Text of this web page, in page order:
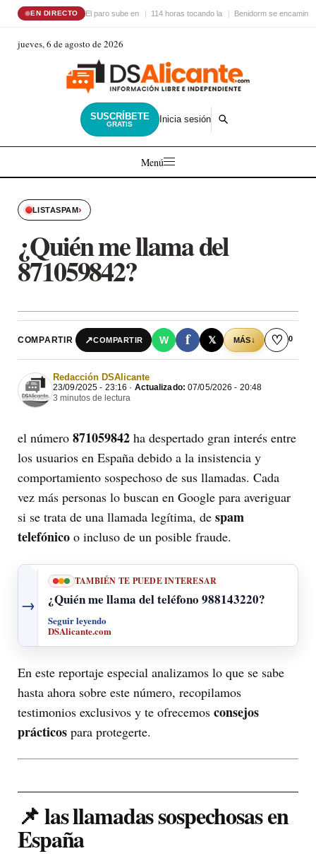
EN DIRECTO El paro sube en 114 horas tocando la Benidorm se encamina
jueves, 6 de agosto de 2026
SUSCRÍBETE
GRATIS Inicia sesión
Menú
LISTASPAM›
¿Quién me llama del
871059842?
COMPARTIR ↗COMPARTIR W f 𝕏 MÁS↓ ♡ 0
Redacción DSAlicante
23/09/2025 - 23:16 · Actualizado: 07/05/2026 - 20:48
3 minutos de lectura
el número 871059842 ha despertado gran interés entre
los usuarios en España debido a la insistencia y
comportamiento sospechoso de sus llamadas. Cada
vez más personas lo buscan en Google para averiguar
si se trata de una llamada legítima, de spam
telefónico o incluso de un posible fraude.
→
TAMBIÉN TE PUEDE INTERESAR
¿Quién me llama del teléfono 988143220?
Seguir leyendo
DSAlicante.com
En este reportaje especial analizamos lo que se sabe
hasta ahora sobre este número, recopilamos
testimonios exclusivos y te ofrecemos consejos
prácticos para protegerte.
📌 las llamadas sospechosas en
España